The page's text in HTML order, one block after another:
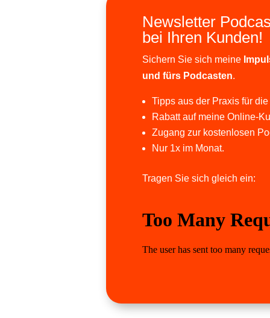
Newsletter
bei Ihren Kunden!
Sichern Sie sich meine
und fürs Podcasten.
Tipps aus der Praxis für
Rabatt auf meine Online-
Zugang zur kostenlosen
Nur 1x im Monat.
Tragen Sie sich gleich ein: